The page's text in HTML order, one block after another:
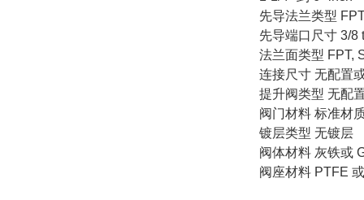
先导法兰类型
先导端口尺寸 3/8
法兰面类型 FPT,
连接尺寸 无配置
提升阀类型 无配
阀门材料 标准材
镀层类型 无镀层
阀体材料 灰铁或
阀座材料 PTFE